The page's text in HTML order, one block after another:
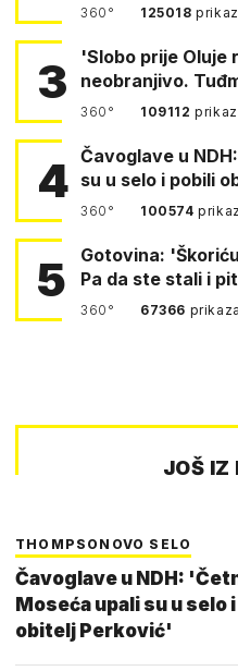
360° 125018
3
'Slobo prije Oluje
neobranjivo.
360° 109112
4 Čavoglave u
su u selo i pobili
360° 100574
5
Gotovina:
Pa da ste stali i
360° 67366 prikaza
JOŠ IZ
THOMPSONOVO SELO
Čavoglave u NDH:
Moseća upali su u selo
obitelj Perković'